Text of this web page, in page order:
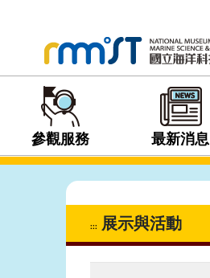
參觀服務 最新消息
::: 展示與活動